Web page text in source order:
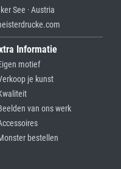
See · Austria
Informatie
motief
je kunst
van ons werk
bestellen